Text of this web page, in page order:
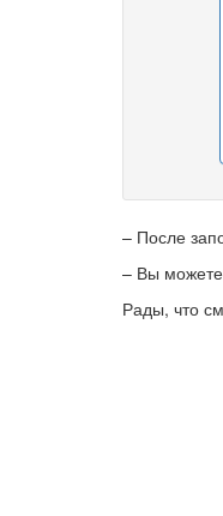
– После
– Вы
Рады, что